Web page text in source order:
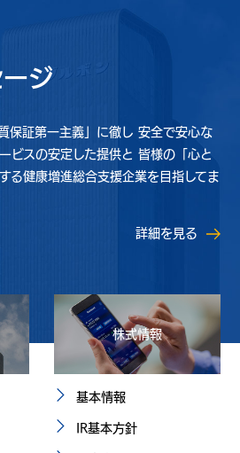
ージ
保証第一主義」に徹し 安全で安心な
ビスの安定した提供と 皆様の「心と
る健康増進総合支援企業を目指してま
詳細を見る
株式情報
基本情報
IR基本方針